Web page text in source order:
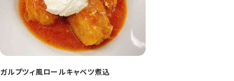
ガルプツィ風ロールキャベツ煮込